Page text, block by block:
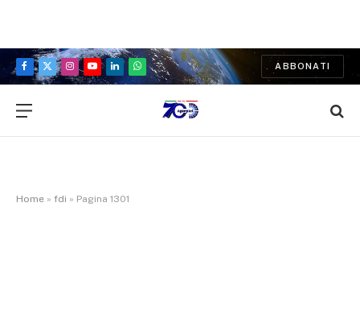
Facebook
X
Instagram
YouTubeLinkedInWhatsApp
ABBONATI
Home » fdi » Pagina 1301